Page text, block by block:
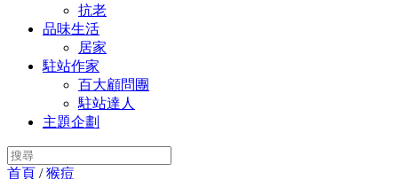
抗老
品味生活
居家
駐站作家
百大顧問團
駐站達人
主題企劃
首頁 /猴痘